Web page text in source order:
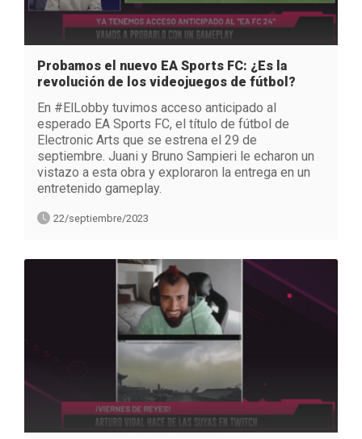
Probamos el nuevo EA Sports FC: ¿Es la
revolución de los videojuegos de fútbol?
En #ElLobby tuvimos acceso anticipado al
esperado EA Sports FC, el título de fútbol de
Electronic Arts que se estrena el 29 de
septiembre. Juani y Bruno Sampieri le echaron un
vistazo a esta obra y exploraron la entrega en un
entretenido gameplay.
22/septiembre/2023